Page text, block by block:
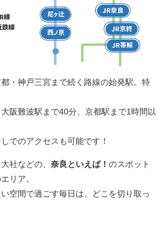
・神戸三宮まで続く路線の始発駅。特
阪難波駅まで40分、京都駅まで1時間以
でのアクセスも可能です！
社などの、 奈良といえば！ のスポット
リア。
空間で過ごす毎日は、どこを切り取っ